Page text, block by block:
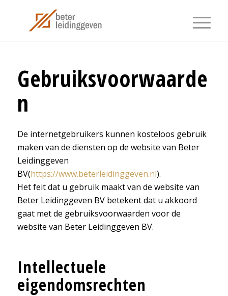
Gebruiksvoorwaarde
n
De internetgebruikers kunnen kosteloos gebruik
maken van de diensten op de website van Beter
Leidinggeven
BV(https://www.beterleidinggeven.nl).
Het feit dat u gebruik maakt van de website van
Beter Leidinggeven BV betekent dat u akkoord
gaat met de gebruiksvoorwaarden voor de
website van Beter Leidinggeven BV.
Intellectuele
eigendomsrechten